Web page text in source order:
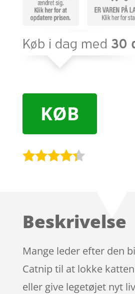
KØB
på
mmelser
Beskrivelse
Mange leder efter den
Catnip til at lokke
eller give legetøjet nyt